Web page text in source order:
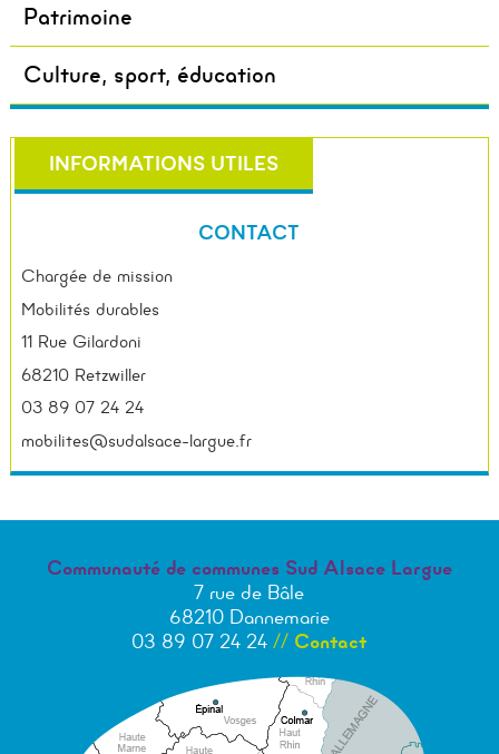
Patrimoine
Culture, sport, éducation
INFORMATIONS UTILES
CONTACT
Chargée de mission
Mobilités durables
11 Rue Gilardoni
68210 Retzwiller
03 89 07 24 24
mobilites@sudalsace-largue.fr
Communauté de communes Sud Alsace Largue
7 rue de Bâle
68210 Dannemarie
03 89 07 24 24// Contact